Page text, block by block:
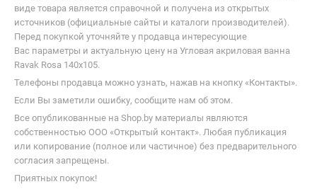
виде товара является справочной и получена из открытых
источников (официальные сайты и каталоги производителей).
Перед покупкой уточняйте у продавца интересующие
Вас параметры и актуальную цену на Угловая акриловая ванна
Ravak Rosa 140x105.
Телефоны продавца можно узнать, нажав на кнопку «Контакты».
Если Вы заметили ошибку, сообщите нам об этом.
Все опубликованные на Shop.by материалы являются
собственностью ООО «Открытый контакт». Любая публикация
или копирование (полное или частичное) без предварительного
согласия запрещены.
Приятных покупок!